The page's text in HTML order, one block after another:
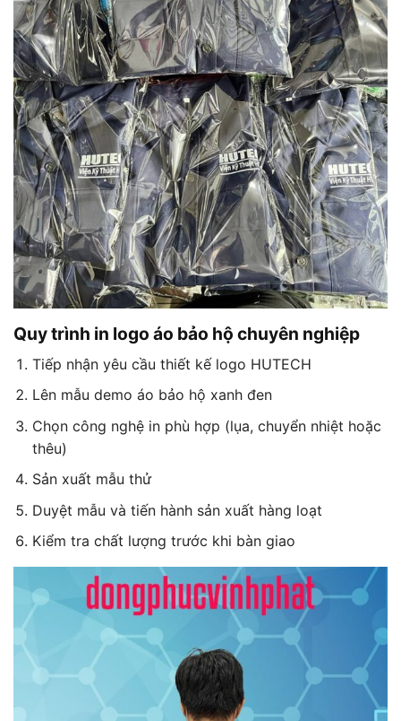
Quy trình in logo áo bảo hộ chuyên nghiệp
Tiếp nhận yêu cầu thiết kế logo HUTECH
Lên mẫu demo áo bảo hộ xanh đen
Chọn công nghệ in phù hợp (lụa, chuyển nhiệt hoặc
thêu)
Sản xuất mẫu thử
Duyệt mẫu và tiến hành sản xuất hàng loạt
Kiểm tra chất lượng trước khi bàn giao